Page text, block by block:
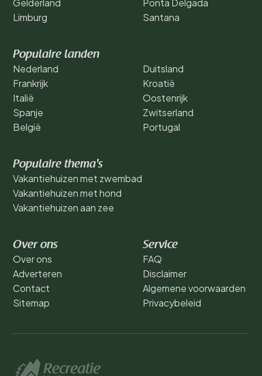
Gelderland
Limburg
Ponta Delgada
Santana
Populaire landen
Nederland
Frankrijk
Italië
Spanje
België
Duitsland
Kroatië
Oostenrijk
Zwitserland
Portugal
Populaire thema's
Vakantiehuizen met zwembad
Vakantiehuizen met hond
Vakantiehuizen aan zee
Over ons
Over ons
Adverteren
Contact
Sitemap
Service
FAQ
Disclaimer
Algemene voorwaarden
Privacybeleid